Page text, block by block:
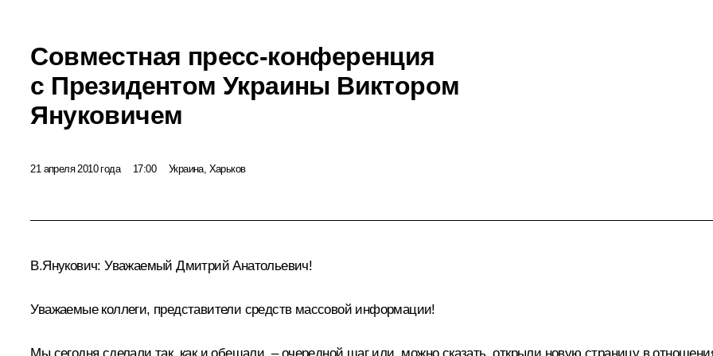
Совместная пресс-конференция
с Президентом Украины Виктором
Януковичем
21 апреля 2010 года 17:00 Украина, Харьков
В.Янукович: Уважаемый Дмитрий Анатольевич!
Уважаемые коллеги, представители средств массовой информации!